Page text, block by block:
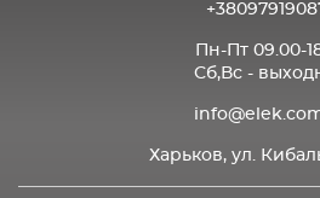
Пн-Пт 09.00-
Сб,Вс -
Харьков, ул.